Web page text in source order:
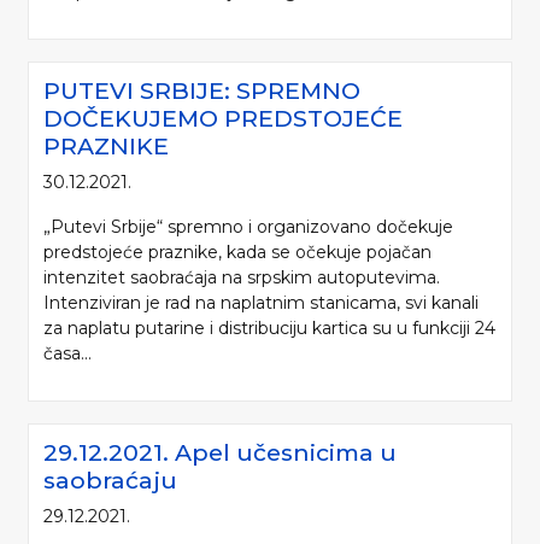
PUTEVI SRBIJE: SPREMNO
DOČEKUJEMO PREDSTOJEĆE
PRAZNIKE
30.12.2021.
„Putevi Srbije“ spremno i organizovano dočekuje
predstojeće praznike, kada se očekuje pojačan
intenzitet saobraćaja na srpskim autoputevima.
Intenziviran je rad na naplatnim stanicama, svi kanali
za naplatu putarine i distribuciju kartica su u funkciji 24
časa...
29.12.2021. Apel učesnicima u
saobraćaju
29.12.2021.